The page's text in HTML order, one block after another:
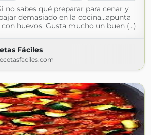
no sabes qué preparar para cenar y
demasiado en la cocina…apunta
huevos. Gusta mucho un buen (...)
Fáciles